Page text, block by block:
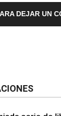
DEJAR UN